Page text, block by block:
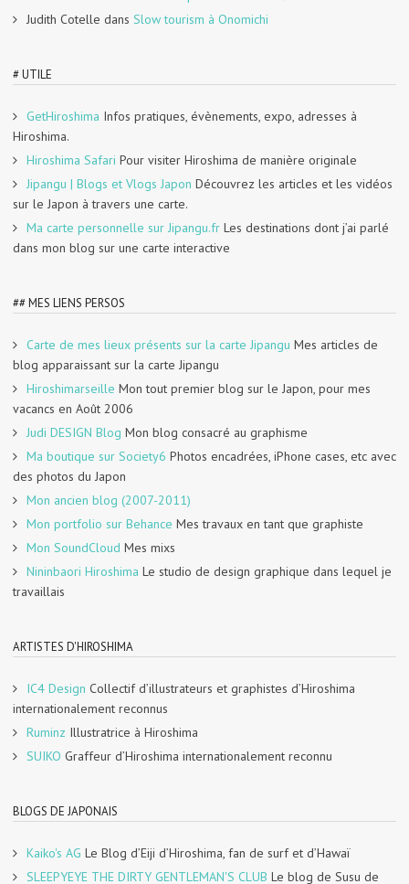
Judith Cotelle dans Slow tourism à Onomichi
# UTILE
GetHiroshima Infos pratiques, évènements, expo, adresses à
Hiroshima.
Hiroshima Safari Pour visiter Hiroshima de manière originale
Jipangu | Blogs et Vlogs Japon Découvrez les articles et les vidéos
sur le Japon à travers une carte.
Ma carte personnelle sur Jipangu.fr Les destinations dont j’ai parlé
dans mon blog sur une carte interactive
## MES LIENS PERSOS
Carte de mes lieux présents sur la carte Jipangu Mes articles de
blog apparaissant sur la carte Jipangu
Hiroshimarseille Mon tout premier blog sur le Japon, pour mes
vacancs en Août 2006
Judi DESIGN Blog Mon blog consacré au graphisme
Ma boutique sur Society6 Photos encadrées, iPhone cases, etc avec
des photos du Japon
Mon ancien blog (2007-2011)
Mon portfolio sur Behance Mes travaux en tant que graphiste
Mon SoundCloud Mes mixs
Nininbaori Hiroshima Le studio de design graphique dans lequel je
travaillais
ARTISTES D'HIROSHIMA
IC4 Design Collectif d’illustrateurs et graphistes d’Hiroshima
internationalement reconnus
Ruminz Illustratrice à Hiroshima
SUIKO Graffeur d’Hiroshima internationalement reconnu
BLOGS DE JAPONAIS
Kaiko's AG Le Blog d’Eiji d’Hiroshima, fan de surf et d’Hawaï
SLEEPYEYE THE DIRTY GENTLEMAN'S CLUB Le blog de Susu de